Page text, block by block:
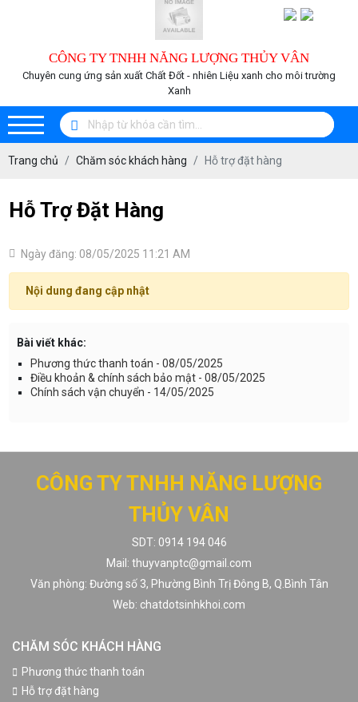
CÔNG TY TNHH NĂNG LƯỢNG THỦY VÂN
Chuyên cung ứng sản xuất Chất Đốt - nhiên Liệu xanh cho môi trường
Xanh
Trang chủ Chăm sóc khách hàng Hỗ trợ đặt hàng
Hỗ Trợ Đặt Hàng
Ngày đăng: 08/05/2025 11:21 AM
Nội dung đang cập nhật
Bài viết khác:
Phương thức thanh toán - 08/05/2025
Điều khoản & chính sách bảo mật - 08/05/2025
Chính sách vận chuyển - 14/05/2025
CÔNG TY TNHH NĂNG LƯỢNG
THỦY VÂN
SDT: 0914 194 046
Mail: thuyvanptc@gmail.com
Văn phòng: Đường số 3, Phường Bình Trị Đông B, Q.Bình Tân
Web: chatdotsinhkhoi.com
CHĂM SÓC KHÁCH HÀNG
Phương thức thanh toán
Hỗ trợ đặt hàng